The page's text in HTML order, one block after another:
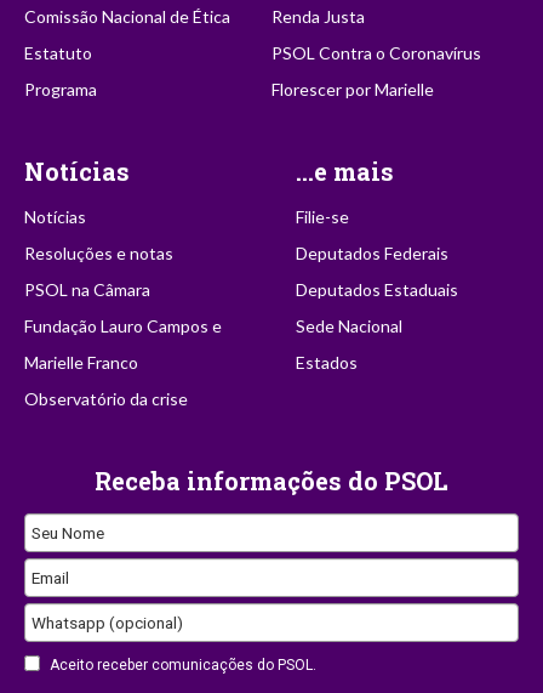
Comissão Nacional de Ética
Estatuto
Programa
Renda Justa
PSOL Contra o Coronavírus
Florescer por Marielle
Notícias
Notícias
Resoluções e notas
PSOL na Câmara
Fundação Lauro Campos e
Marielle Franco
Observatório da crise
...e mais
Filie-se
Deputados Federais
Deputados Estaduais
Sede Nacional
Estados
Receba informações do PSOL
Seu Nome
Email
Email
Whatsapp (opcional)
Aceito receber comunicações do PSOL.